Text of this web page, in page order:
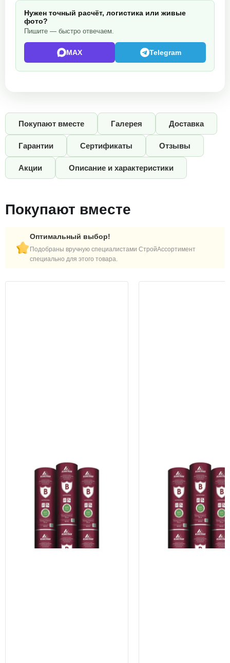
Нужен точный расчёт, логистика или живые
фото?
Пишите — быстро отвечаем.
MAX Telegram
Покупают вместе Галерея Доставка
Гарантии Сертификаты Отзывы
Акции Описание и характеристики
Покупают вместе
Оптимальный выбор!
Подобраны вручную специалистами СтройАссортимент
специально для этого товара.